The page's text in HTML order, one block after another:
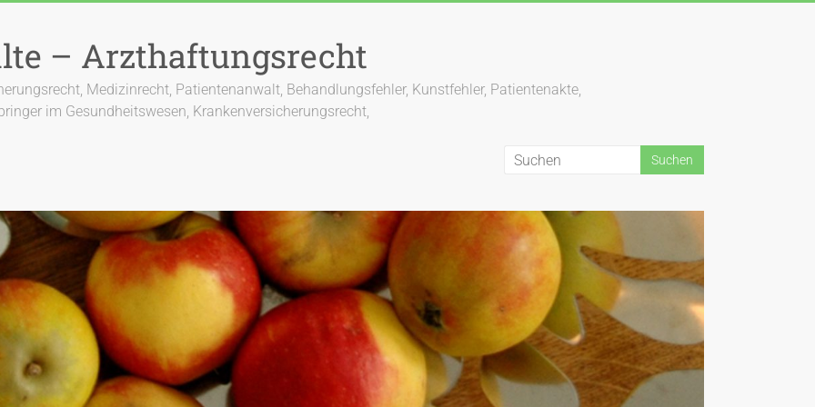
– Arzthaftungsrecht
Medizinrecht, Patientenanwalt, Behandlungsfehler, Kunstfehler, Patientenakte,
im Gesundheitswesen, Krankenversicherungsrecht,